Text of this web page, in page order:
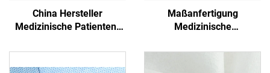
China Hersteller
Medizinische Patienten-
Transfer-Blatt mit Griff
Maßanfertigung
Medizinische
PP+PE Einmalbetttücher